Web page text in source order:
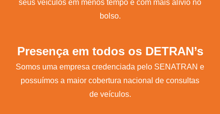
seus veículos em menos tempo e com mais alívio no
bolso.
Presença em todos os DETRAN’s
Somos uma empresa credenciada pelo SENATRAN e
possuímos a maior cobertura nacional de consultas
de veículos.